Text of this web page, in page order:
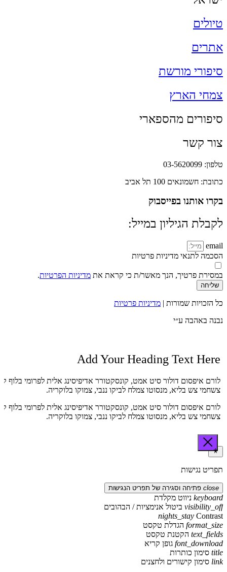
טיולים
אתרים
סיפורי מורשת
צמחי הארץ
סיפורים מהספארי
צור קשר
טלפון: 03-5620099
כתובת: חשמונאים 100 תל אביב
בקרו אותנו בפייסבוק
לקבלת הגיליון במייל:
email
הסכמה לתנאי מדיניות פרטיות
במסירת פרטיך, הנך מאשר/ת כי קראת את מדיניות הפרטיות.
שליחה
כל הזכויות שמורות | מדיניות פרטיות
נבנה באהבה ע״י
Add Your Heading Text Here
לורם איפסום דולור סיט אמט, קונסקטורר אדיפיסינג אלית לפרומי בלוף
צשחמי צש בליא, מנסוטו צמלח לביקו ננבי, צמוקו בלוקריה.
לורם איפסום דולור סיט אמט, קונסקטורר אדיפיסינג אלית לפרומי בלוף
צשחמי צש בליא, מנסוטו צמלח לביקו ננבי, צמוקו בלוקריה.
תפריט נגישות
close פתיחה וסגירה של תפריט הנגישות
keyboard ניווט מקלדת
visibility_off ביטול אנימציות / הבהובים
nights_stay Contrast
format_size הגדלת טקסט
text_fields הקטנת טקסט
font_download גופן קריא
title סימון כותרות
link סימון קישורים ולחצנים